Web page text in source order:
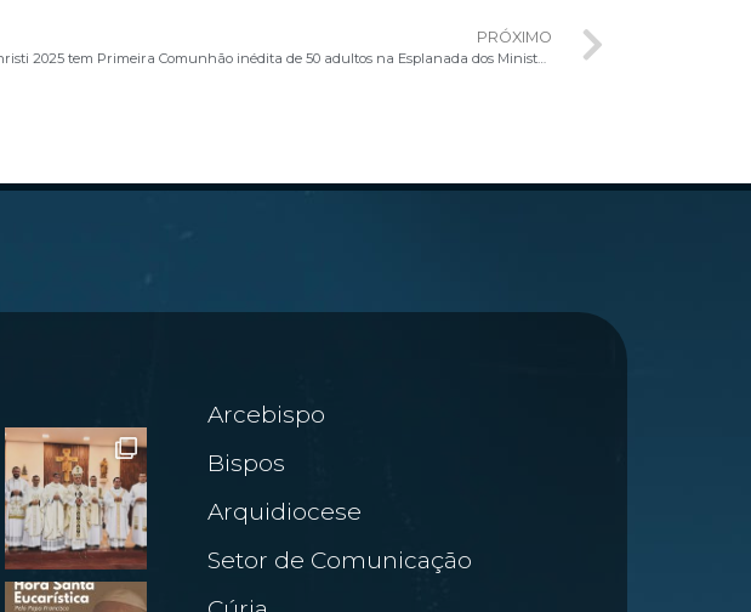
PRÓXIMO
Corpus Christi 2025 tem Primeira Comunhão inédita de 50 adultos na Esplanada dos Ministérios
Arcebispo
Bispos
Arquidiocese
Setor de Comunicação